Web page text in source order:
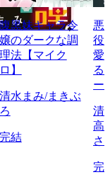
黒妹キャラ令
嬢のダークな調
理法【マイク
ロ】
清水まみ/まきぶ
ろ
完結
悪
役
愛
る
ー
清
高
さ
完